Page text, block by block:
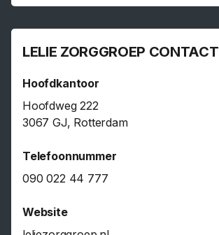
LELIE ZORGGROEP CONTACT
Hoofdkantoor
Hoofdweg 222
3067 GJ, Rotterdam
Telefoonnummer
090 022 44 777
Website